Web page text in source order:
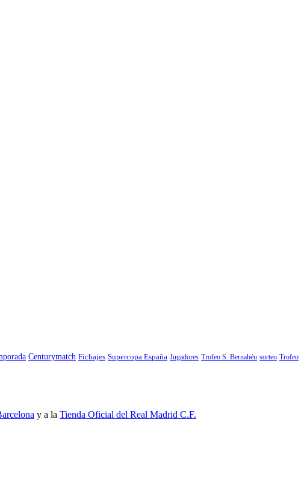
Centurymatch Fichajes Supercopa España Jugadores Trofeo S. Bernabéu sorteo Trofeo
y a la Tienda Oficial del Real Madrid C.F.